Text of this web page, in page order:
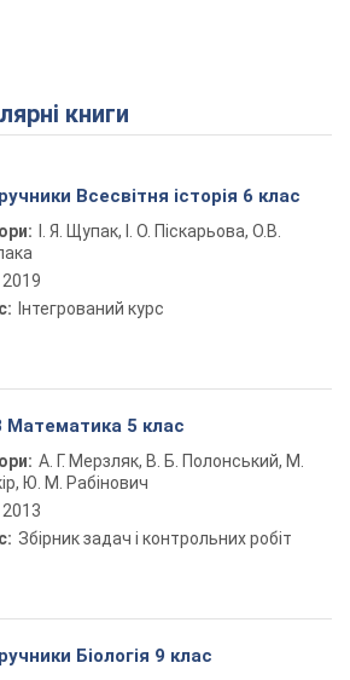
Play Video
книги
Всесвітня історія 6 клас
І. Я. Щупак, І. О. Піскарьова, О.В.
2019
Інтегрований курс
Математика 5 клас
А. Г. Мерзляк, В. Б. Полонський, М.
Ю. М. Рабінович
2013
Збірник задач і контрольних робіт
Біологія 9 клас